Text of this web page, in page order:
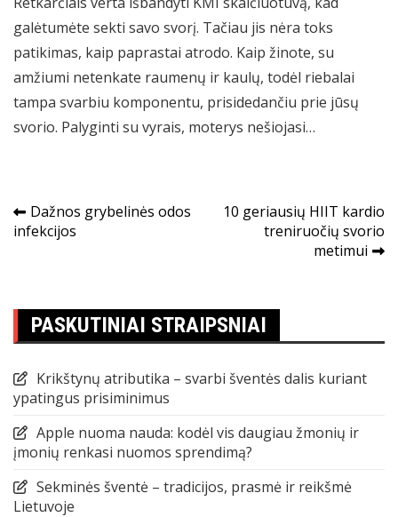
galėtumėte sekti savo svorį. Tačiau jis nėra toks
patikimas, kaip paprastai atrodo. Kaip žinote, su
amžiumi netenkate raumenų ir kaulų, todėl riebalai
tampa svarbiu komponentu, prisidedančiu prie jūsų
svorio. Palyginti su vyrais, moterys nešiojasi…
Navigacija
tarp
Dažnos grybelinės odos
infekcijos
10 geriausių HIIT kardio
treniruočių svorio
metimui
PASKUTINIAI STRAIPSNIAI
Krikštynų atributika – svarbi šventės dalis kuriant
ypatingus prisiminimus
Apple nuoma nauda: kodėl vis daugiau žmonių ir
įmonių renkasi nuomos sprendimą?
Sekminės šventė – tradicijos, prasmė ir reikšmė
Lietuvoje